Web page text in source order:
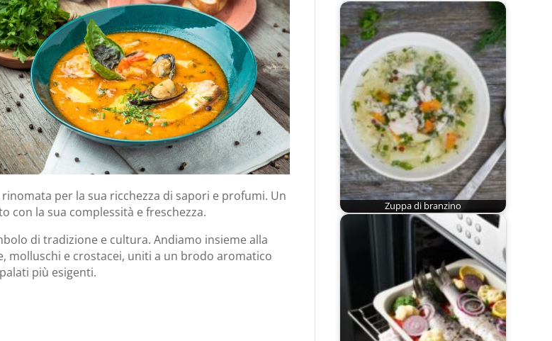
per la sua ricchezza di sapori e profumi. Un
la sua complessità e freschezza.
di tradizione e cultura. Andiamo insieme alla
molluschi e crostacei, uniti a un brodo aromatico
più esigenti.
Zuppa di branzino